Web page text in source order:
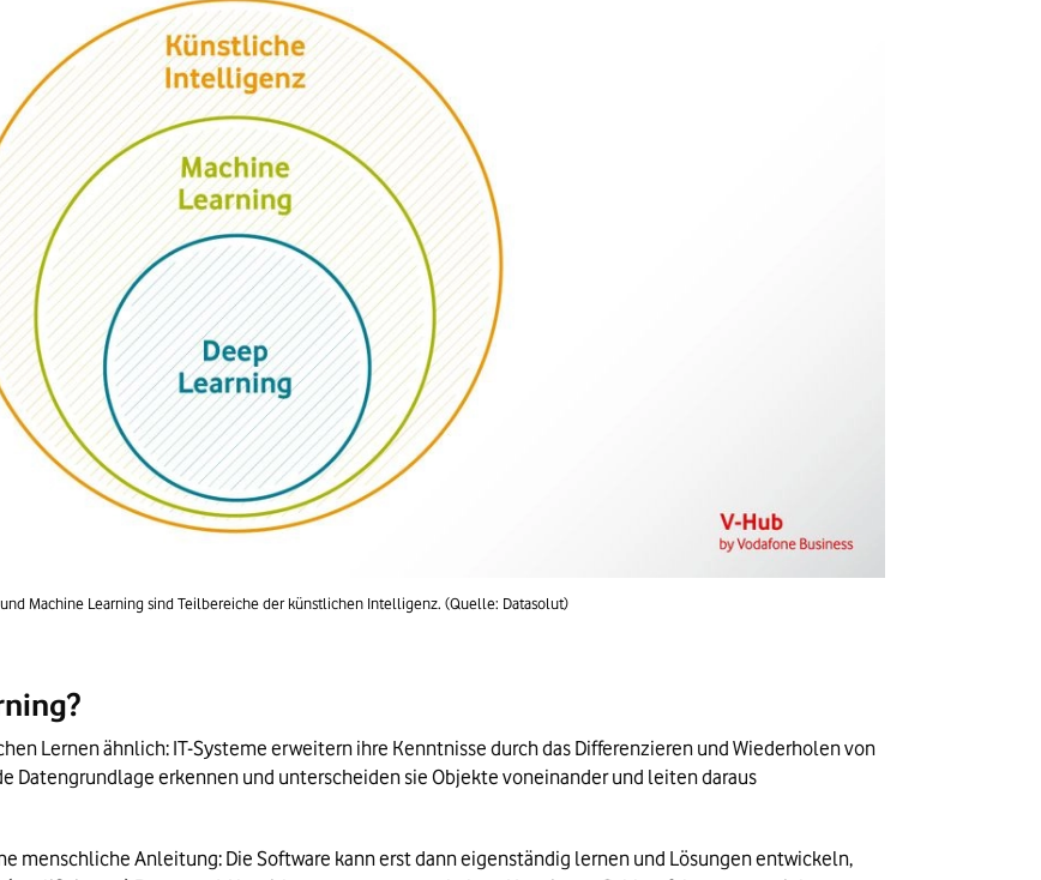
Machine Learning sind Teilbereiche der künstlichen Intelligenz. (Quelle: Datasolut)
Lernen ähnlich: IT-Systeme erweitern ihre Kenntnisse durch das Differenzieren und Wiederholen von
Datengrundlage erkennen und unterscheiden sie Objekte voneinander und leiten daraus
menschliche Anleitung: Die Software kann erst dann eigenständig lernen und Lösungen entwickeln,